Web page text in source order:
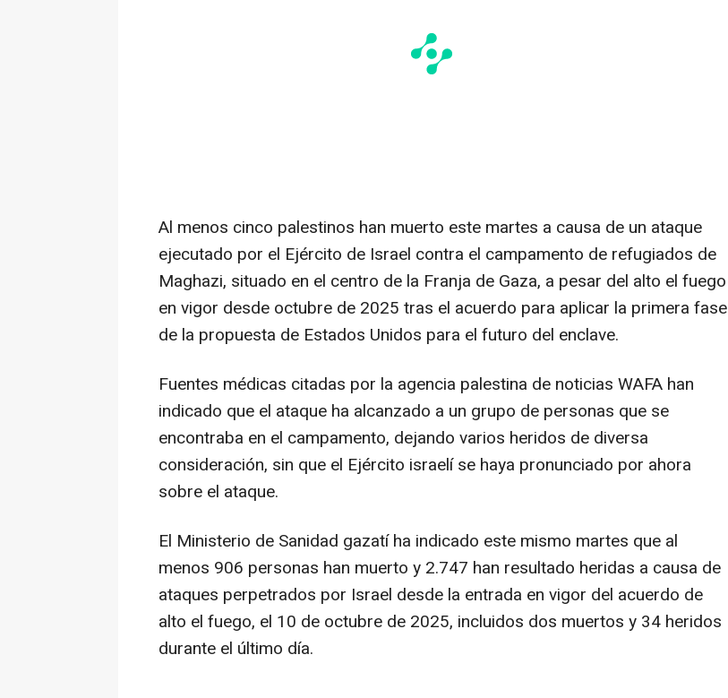
Al menos cinco palestinos han muerto este martes a causa de un ataque
ejecutado por el Ejército de Israel contra el campamento de refugiados de
Maghazi, situado en el centro de la Franja de Gaza, a pesar del alto el fuego
en vigor desde octubre de 2025 tras el acuerdo para aplicar la primera fase
de la propuesta de Estados Unidos para el futuro del enclave.
Fuentes médicas citadas por la agencia palestina de noticias WAFA han
indicado que el ataque ha alcanzado a un grupo de personas que se
encontraba en el campamento, dejando varios heridos de diversa
consideración, sin que el Ejército israelí se haya pronunciado por ahora
sobre el ataque.
El Ministerio de Sanidad gazatí ha indicado este mismo martes que al
menos 906 personas han muerto y 2.747 han resultado heridas a causa de
ataques perpetrados por Israel desde la entrada en vigor del acuerdo de
alto el fuego, el 10 de octubre de 2025, incluidos dos muertos y 34 heridos
durante el último día.